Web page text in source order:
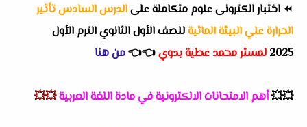
⏪ اختبار الكترونى علوم متكاملة علىالدرس السادس تأثير
الحرارة علي البيئة المائيةللصف الأول الثانوي الترم الأول
2025 لمستر محمد عطية بدوي👈
👈من هنا
💥💥أهم الامتحانات الالكترونية في مادة اللغة العربية💥💥